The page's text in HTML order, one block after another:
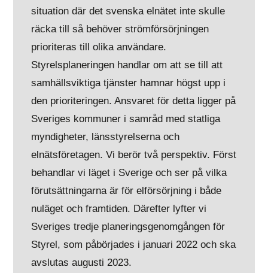
situation där det svenska elnätet inte skulle
räcka till så behöver strömförsörjningen
prioriteras till olika användare.
Styrelsplaneringen handlar om att se till att
samhällsviktiga tjänster hamnar högst upp i
den prioriteringen. Ansvaret för detta ligger på
Sveriges kommuner i samråd med statliga
myndigheter, länsstyrelserna och
elnätsföretagen. Vi berör två perspektiv. Först
behandlar vi läget i Sverige och ser på vilka
förutsättningarna är för elförsörjning i både
nuläget och framtiden. Därefter lyfter vi
Sveriges tredje planeringsgenomgången för
Styrel, som påbörjades i januari 2022 och ska
avslutas augusti 2023.